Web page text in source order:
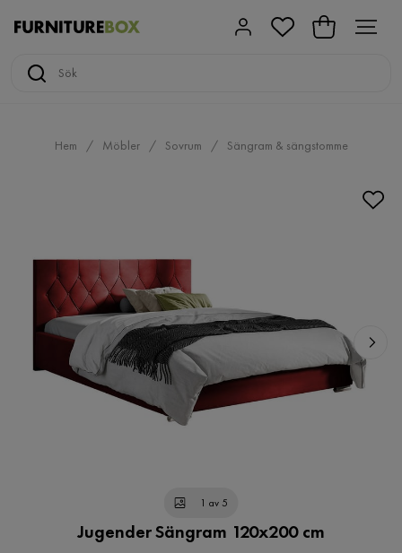
Hem Möbler Sovrum Sängram & sängstomme
1 av 5
Jugender Sängram 120x200 cm